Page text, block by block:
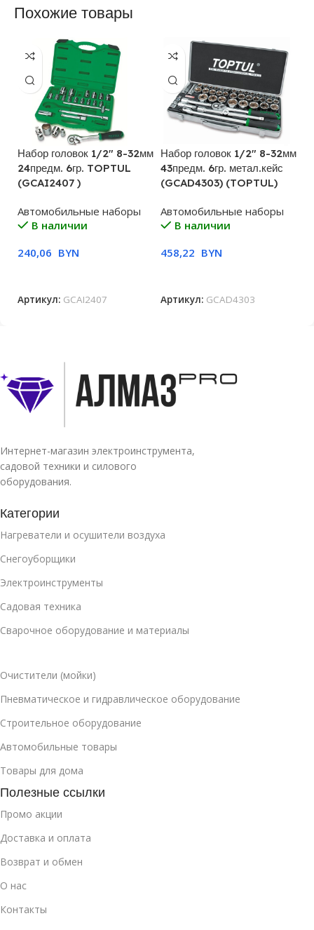
Похожие товары
Набор головок 1/2″ 8-32мм
24предм. 6гр. TOPTUL
(GCAI2407 )
Автомобильные наборы
В наличии
240,06 BYN
Артикул: GCAI2407
Набор головок 1/2″ 8-32мм
43предм. 6гр. метал.кейс
(GCAD4303) (TOPTUL)
Автомобильные наборы
В наличии
458,22 BYN
Артикул: GCAD4303
Интернет-магазин электроинструмента,
садовой техники и силового
оборудования.
Категории
Нагреватели и осушители воздуха
Снегоуборщики
Электроинструменты
Садовая техника
Сварочное оборудование и материалы
Очистители (мойки)
Пневматическое и гидравлическое оборудование
Строительное оборудование
Автомобильные товары
Товары для дома
Полезные ссылки
Промо акции
Доставка и оплата
Возврат и обмен
О нас
Контакты